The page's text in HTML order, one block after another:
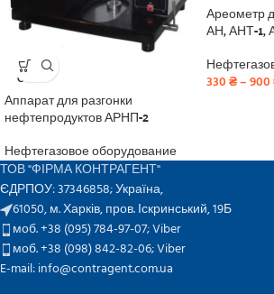
SOLD
OUT
Аппарат для разгонки
нефтепродуктов АРНП-2
Нефтегазовое оборудование
Ареометр
АН, АНТ-1,
330₴–900
ТОВ "ФІРМА КОНТРАГЕНТ"
ЄДРПОУ: 37346858; Україна,
61050, м. Харків, пров. Іскринський, 19Б
моб. +38 (095) 784-97-07;Viber
моб. +38 (098) 842-82-06;Viber
E-mail: info@contragent.com.ua